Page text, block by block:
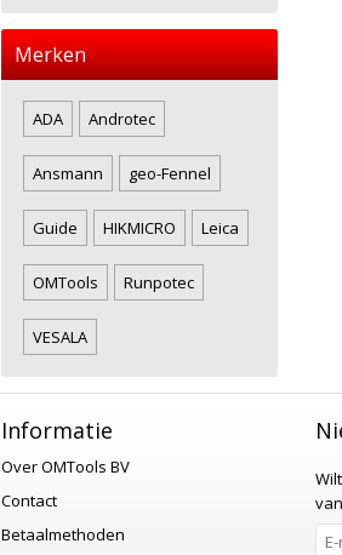
Merken
ADA Androtec
Ansmann geo-Fennel
Guide HIKMICRO Leica
OMTools Runpotec
VESALA
Informatie
Over OMTools BV
Contact
Betaalmethoden